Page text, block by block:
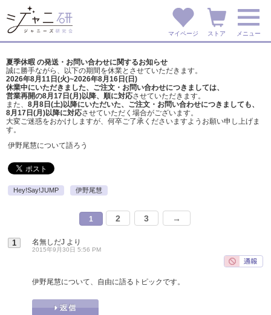
マイページ ストア メニュー
夏季休暇 の発送・お問い合わせに関するお知らせ
誠に勝手ながら、以下の期間を休業とさせていただきます。
2026年8月11日(火)~2026年8月16日(日)
休業中にいただきました、ご注文・お問い合わせにつきましては、
営業再開の8月17日(月)以降、順に対応させていただきます。
また、 8月8日(土)以降にいただいた、ご注文・ お問い合わせにつきましても、
8月17日(月)以降に対応させていただく場合がございます。
大変ご迷惑をおかけしますが、 何卒ご了承くださいますようお願い申し上げま
す。
伊野尾慧について語ろう
Hey!Say!JUMP 伊野尾慧
1 2 3 →
1 名無しだJ より
2015年9月30日 5:56 PM
伊野尾慧について、自由に語るトピックです。